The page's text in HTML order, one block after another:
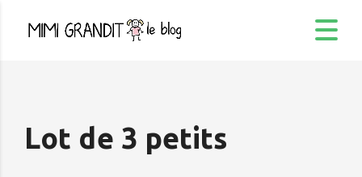
Lot de 3 petits